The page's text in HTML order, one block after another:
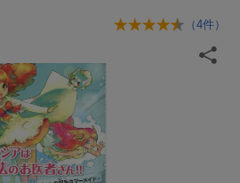
（4件）